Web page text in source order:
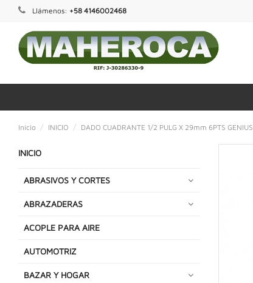
Llámenos: +58 4146002468
Inicio INICIO DADO CUADRANTE 1/2 PULG X 29mm 6PTS GENIUS
INICIO
ABRASIVOS Y CORTES
ABRAZADERAS
ACOPLE PARA AIRE
AUTOMOTRIZ
BAZAR Y HOGAR